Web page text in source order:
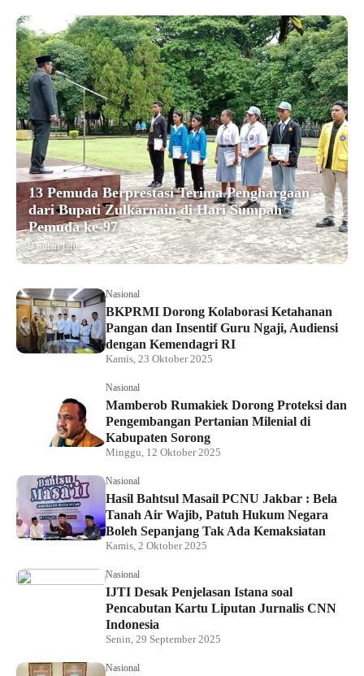
13 Pemuda Berprestasi Terima Penghargaan
dari Bupati Zulkarnain di Hari Sumpah
Pemuda ke-97
9 bulan lalu
Nasional
BKPRMI Dorong Kolaborasi Ketahanan
Pangan dan Insentif Guru Ngaji, Audiensi
dengan Kemendagri RI
Kamis, 23 Oktober 2025
Nasional
Mamberob Rumakiek Dorong Proteksi dan
Pengembangan Pertanian Milenial di
Kabupaten Sorong
Minggu, 12 Oktober 2025
Nasional
Hasil Bahtsul Masail PCNU Jakbar : Bela
Tanah Air Wajib, Patuh Hukum Negara
Boleh Sepanjang Tak Ada Kemaksiatan
Kamis, 2 Oktober 2025
Nasional
IJTI Desak Penjelasan Istana soal
Pencabutan Kartu Liputan Jurnalis CNN
Indonesia
Senin, 29 September 2025
Nasional